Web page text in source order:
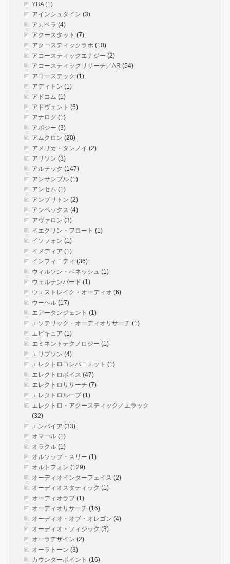
YBA(1)
アインシュタイン (3)
アカペラ (4)
アクースタット (7)
アクースティックラボ (10)
アコースティックエナジー (2)
アコースティックリサーチ／AR (54)
アコーステック (1)
アディトン (1)
アドコム (1)
アドヴェント (5)
アナログ (1)
アポジー (3)
アムクロン (20)
アメリカ・タンノイ (2)
アリソン (3)
アルテック (147)
アンサンブル (1)
アンセム (1)
アンプリトン (2)
アンペックス (4)
アヴァロン (3)
イエクリン・フロート (1)
イソフォン (1)
イメディア (1)
インフィニティ (36)
ウィルソン・ベネッシュ (1)
ウェルテンパード (1)
ウエストレイク・オーディオ (6)
ウーヘル (17)
エアータンジェント (1)
エソテリック・オーディオリサーチ (1)
エピキュア (1)
エミネントテクノロジー (1)
エリプソン (4)
エレクトロコンパニエット (1)
エレクトロボイス (47)
エレクトロリサーチ (7)
エレクトロルーブ (1)
エレクトロ・アクースティック／エラック
(32)
エンパイア (33)
オマール (1)
オラクル (1)
オルソップ・スリー (1)
オルトフォン (129)
オーディオインターフェイス (2)
オーディオスタティック (1)
オーディオラブ (1)
オーディオリサーチ (16)
オーディオ・オブ・オレゴン (4)
オーディオ・フィジック (3)
オーラデザイン (2)
オーラトーン (3)
カウンターポイント (16)